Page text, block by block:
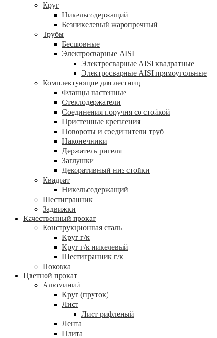
Круг
Никельсодержащий
Безникелевый жаропрочный
Трубы
Бесшовные
Электросварные AISI
Электросварные AISI квадратные
Электросварные AISI прямоугольные
Комплектующие для лестниц
Фланцы настенные
Стеклодержатели
Соединения поручня со стойкой
Пристенные крепления
Повороты и соединители труб
Наконечники
Держатель ригеля
Заглушки
Декоративный низ стойки
Квадрат
Никельсодержащий
Шестигранник
Задвижки
Качественный прокат
Конструкционная сталь
Круг г/к
Круг г/к никелевый
Шестигранник г/к
Поковка
Цветной прокат
Алюминий
Круг (пруток)
Лист
Лист рифленый
Лента
Плита